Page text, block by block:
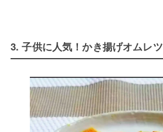
3. 子供に人気！かき揚げオムレツ